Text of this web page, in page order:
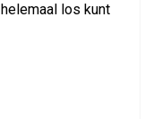
los kunt